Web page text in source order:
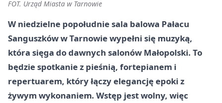
FOT. Urząd Miasta w Tarnowie
W niedzielne popołudnie sala balowa Pałacu
Sanguszków w Tarnowie wypełni się muzyką,
która sięga do dawnych salonów Małopolski. To
będzie spotkanie z pieśnią, fortepianem i
repertuarem, który łączy elegancję epoki z
żywym wykonaniem. Wstęp jest wolny, więc